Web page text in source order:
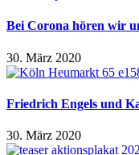
Bei Corona hören wir
30. März 2020
Friedrich Engels und
30. März 2020